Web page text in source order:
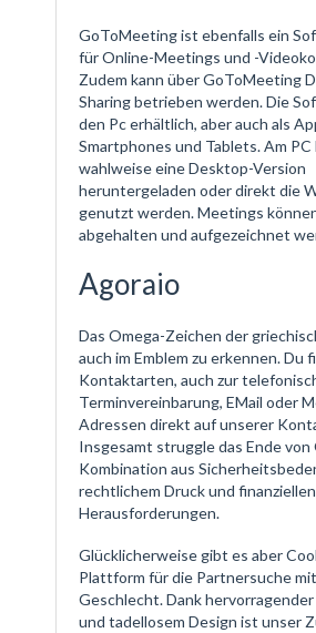
GoToMeeting ist ebenfalls ein
für Online-Meetings und -
Zudem kann über GoToMeeting
Sharing betrieben werden. Die
den Pc erhältlich, aber auch als
Smartphones und Tablets. Am PC
wahlweise eine Desktop-Version
heruntergeladen oder direkt die
genutzt werden. Meetings
abgehalten und aufgezeichnet
Agoraio
Das Omega-Zeichen der
auch im Emblem zu erkennen. Du
Kontaktarten, auch zur
Terminvereinbarung, EMail oder
Adressen direkt auf unserer
Insgesamt struggle das Ende von
Kombination aus
rechtlichem Druck und finanziellen
Herausforderungen.
Glücklicherweise gibt es aber
Plattform für die Partnersuche
Geschlecht. Dank
und tadellosem Design ist unser